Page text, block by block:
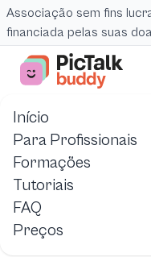
Associação sem fins
financiada pelas suas
Início
Para Profissionais
Formações
Tutoriais
FAQ
Preços
Início
Guias, recursos e
Buddy.